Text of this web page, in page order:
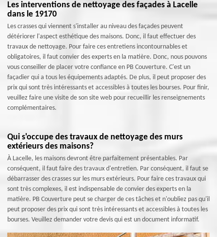
Les interventions de nettoyage des façades à Lacelle
dans le 19170
Les crasses qui viennent s'installer au niveau des façades peuvent
détériorer l'aspect esthétique des maisons. Donc, il faut effectuer des
travaux de nettoyage. Pour faire ces entretiens incontournables et
obligatoires, il faut convier des experts en la matière. Donc, nous pouvons
vous conseiller de placer votre confiance en PB Couverture. C'est un
façadier qui a tous les équipements adaptés. De plus, il peut proposer des
prix qui sont très intéressants et accessibles à toutes les bourses. Pour finir,
veuillez faire une visite de son site web pour recueillir les renseignements
complémentaires.
Qui s'occupe des travaux de nettoyage des murs
extérieurs des maisons?
À Lacelle, les maisons devront être parfaitement présentables. Par
conséquent, il faut faire des travaux d'entretien. Par conséquent, il faut se
débarrasser des crasses sur les murs extérieurs. Pour faire ces travaux qui
sont très complexes, il est indispensable de convier des experts en la
matière. PB Couverture peut se charger de ces tâches et n'oubliez pas qu'il
peut proposer des prix qui sont très intéressants et accessibles à toutes les
bourses. Veuillez demander votre devis qui est un document informatif.